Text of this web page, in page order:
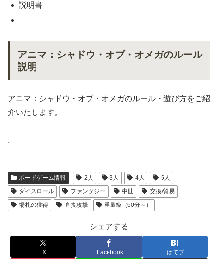
説明書
アニマ：シャドウ・オブ・オメガのルール
説明
アニマ：シャドウ・オブ・オメガのルール・遊び方をご紹
介いたします。
.
ボードゲーム情報 2人 3人 4人
5人
ダイスロール
ファンタジー 中世
交換/貿易
場札の獲得
直接攻撃 重量級（60分～）
シェアする
X Facebook はてブ